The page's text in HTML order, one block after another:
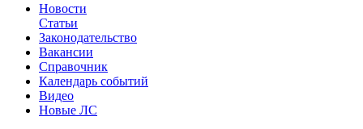
Новости
Статьи
Законодательство
Вакансии
Справочник
Календарь событий
Видео
Новые ЛС